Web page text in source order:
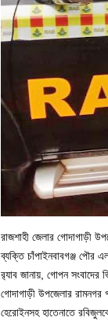
রাজশাহী জেলার গোদাগাড়ী
ব্যক্তি চাঁপাইনবাবগঞ্জ পৌর
র‌্যাব জানায়, গোপন সংবাদের
গোদাগাড়ী উপজেলার রামনগর
হেরোইনসহ হাতেনাতে